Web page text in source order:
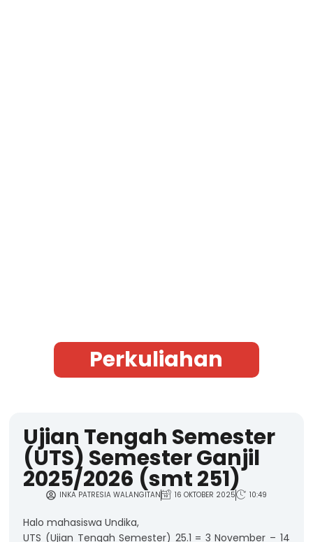
Perkuliahan
Ujian Tengah Semester
(UTS) Semester Ganjil
2025/2026 (smt 251)
INKA PATRESIA WALANGITAN 16 OKTOBER 2025 10:49
Halo mahasiswa Undika,
UTS (Ujian Tengah Semester) 25.1 = 3 November – 14